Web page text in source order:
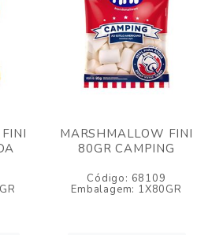
MARSHMALLOW FINI
80GR CAMPING
Código: 68109
Embalagem: 1X80GR